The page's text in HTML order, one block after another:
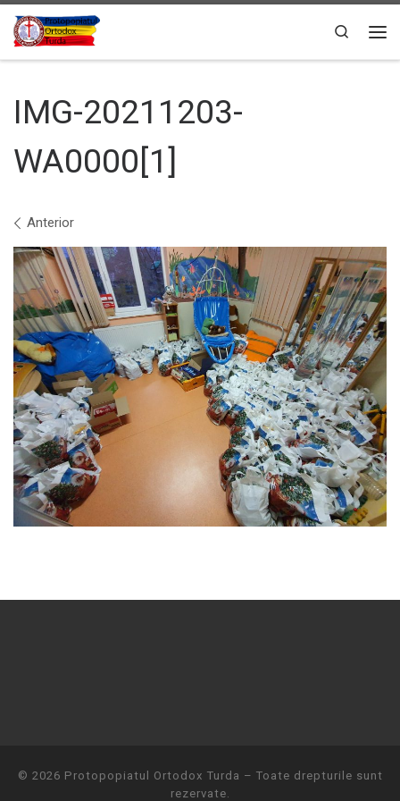
Sari la conținut
Search
IMG-20211203-
WA0000[1]
Navigare în imagini
Anterior
© 2026 Protopopiatul Ortodox Turda – Toate drepturile sunt
rezervate.